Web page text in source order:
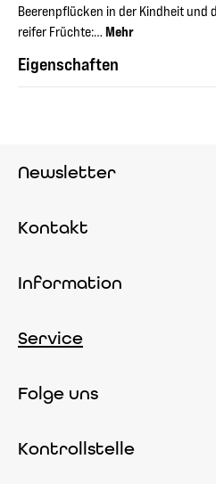
Beerenpflücken in der Kindheit und
reifer Früchte:… Mehr
Eigenschaften
Newsletter
Kontakt
Information
Service
Folge uns
Kontrollstelle